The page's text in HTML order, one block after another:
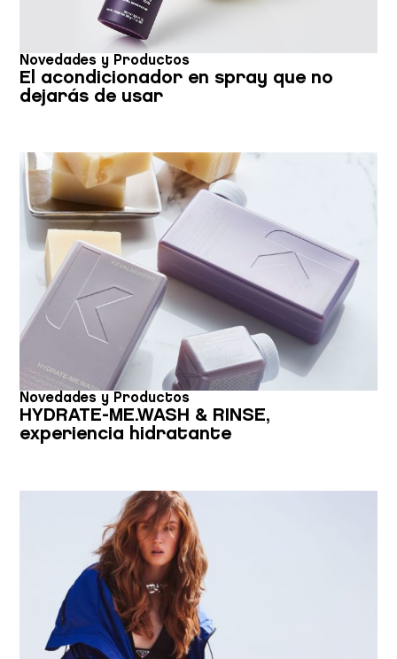
Novedades y Productos
El acondicionador en spray que no
dejarás de usar
Novedades y Productos
HYDRATE-ME.WASH & RINSE,
experiencia hidratante